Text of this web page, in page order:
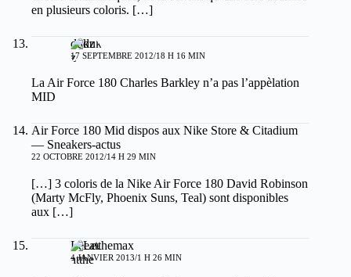
en plusieurs coloris. […]
dukz
17 SEPTEMBRE 2012/18 H 16 MIN
La Air Force 180 Charles Barkley n’a pas l’appèlation
MID
Air Force 180 Mid dispos aux Nike Store & Citadium
— Sneakers-actus
22 OCTOBRE 2012/14 H 29 MIN
[…] 3 coloris de la Nike Air Force 180 David Robinson
(Marty McFly, Phoenix Suns, Teal) sont disponibles
aux […]
Leeatthemax
4 JANVIER 2013/1 H 26 MIN